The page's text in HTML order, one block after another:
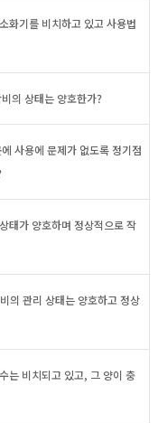
화기를 비치하고 있고 사용법
의 상태는 양호한가?
사용에 문제가 없도록 정기점
태가 양호하며 정상적으로 작
의 관리 상태는 양호하고 정상
는 비치되고 있고, 그 양이 충